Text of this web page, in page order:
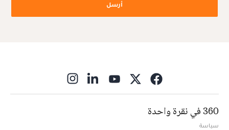
أرسل
360 في نقرة واحدة
سياسة